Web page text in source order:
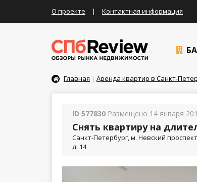
О проекте | Контактная информация
Главная | Аренда квартир в Санкт-
ID 577830 Размещено 14 января
Снять квартиру на
Санкт-Петербург, м. Невский
д. 14